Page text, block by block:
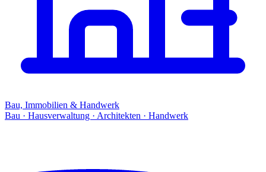
Bau, Immobilien & Handwerk
Bau · Hausverwaltung · Architekten · Handwerk